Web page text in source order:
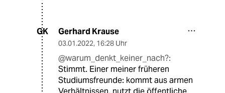
GK Gerhard Krause
03.01.2022, 16:28 Uhr
@warum_denkt_keiner_nach?:
Stimmt. Einer meiner früheren
Studiumsfreunde: kommt aus armen